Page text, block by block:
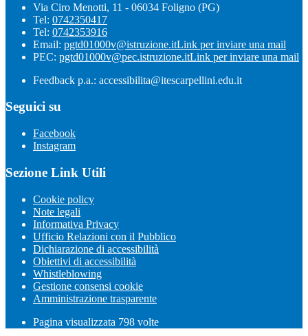
Via Ciro Menotti, 11 - 06034 Foligno (PG)
Tel: 0742350417
Tel: 0742353916
Email: pgtd01000v@istruzione.itLink per inviare una mail
PEC: pgtd01000v@pec.istruzione.itLink per inviare una mail
Feedback p.a.: accessibilita@itescarpellini.edu.it
Seguici su
Facebook
Instagram
Sezione Link Utili
Cookie policy
Note legali
Informativa Privacy
Ufficio Relazioni con il Pubblico
Dichiarazione di accessibilità
Obiettivi di accessibilità
Whistleblowing
Gestione consensi cookie
Amministrazione trasparente
Pagina visualizzata 798 volte